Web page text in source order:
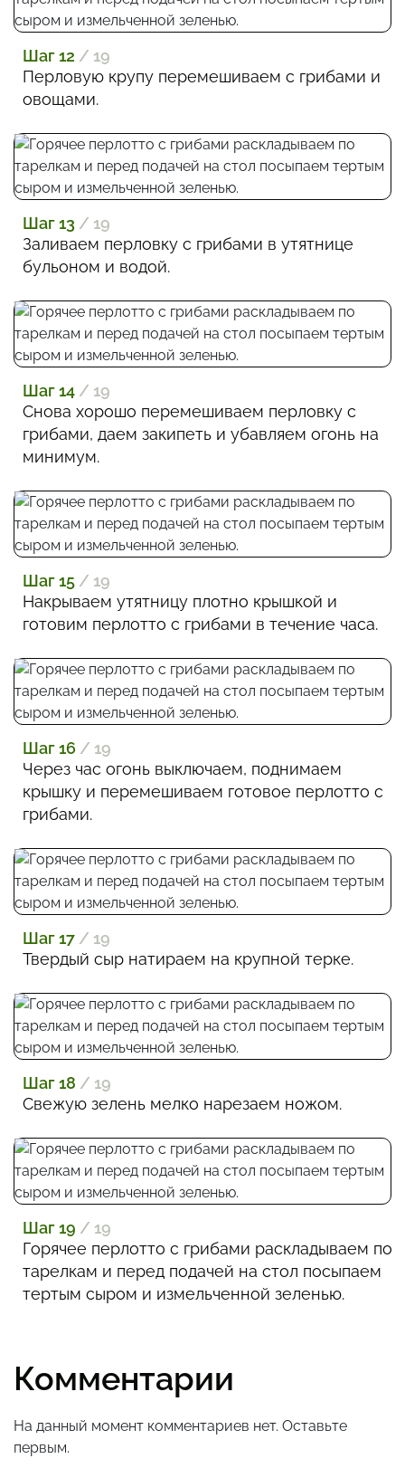
Шаг 12 / 19
Перловую крупу перемешиваем с грибами и
овощами.
Шаг 13 / 19
Заливаем перловку с грибами в утятнице
бульоном и водой.
Шаг 14 / 19
Снова хорошо перемешиваем перловку с
грибами, даем закипеть и убавляем огонь на
минимум.
Шаг 15 / 19
Накрываем утятницу плотно крышкой и
готовим перлотто с грибами в течение часа.
Шаг 16 / 19
Через час огонь выключаем, поднимаем
крышку и перемешиваем готовое перлотто с
грибами.
Шаг 17 / 19
Твердый сыр натираем на крупной терке.
Шаг 18 / 19
Свежую зелень мелко нарезаем ножом.
Шаг 19 / 19
Горячее перлотто с грибами раскладываем по
тарелкам и перед подачей на стол посыпаем
тертым сыром и измельченной зеленью.
Комментарии
На данный момент комментариев нет. Оставьте
первым.